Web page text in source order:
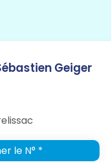
Geiger
le N° *